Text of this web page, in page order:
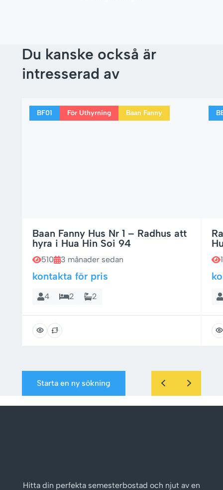
Du kanske också är
intresserad av
BF01 För Uthyrning Baan Fanny
Baan Fanny Hus Nr 1 – Radhus att
hyra i Hua Hin Soi 94
510 3 månader sedan
kontakta för pris
4 2 2
Starta en ny sökning
Hitta din perfekta semesterbostad och njut av en